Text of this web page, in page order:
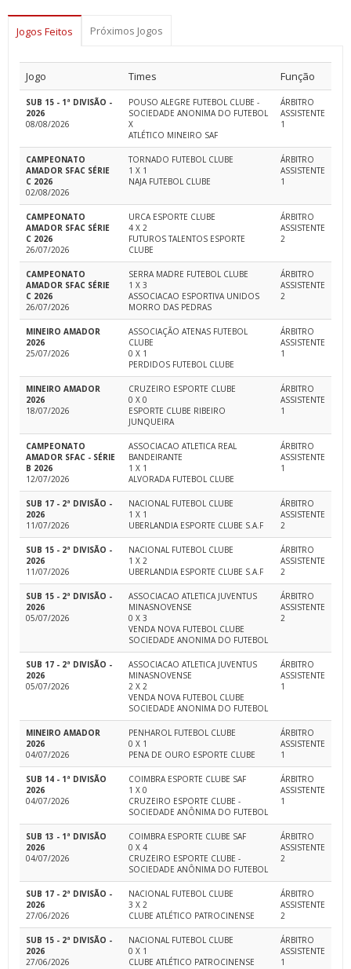
Jogos Feitos Próximos Jogos
Jogo Times Função
SUB 15 - 1ª DIVISÃO -
2026
08/08/2026
POUSO ALEGRE FUTEBOL CLUBE -
SOCIEDADE ANONIMA DO FUTEBOL
X
ATLÉTICO MINEIRO SAF
ÁRBITRO
ASSISTENTE
1
CAMPEONATO
AMADOR SFAC SÉRIE
C 2026
02/08/2026
TORNADO FUTEBOL CLUBE
1 X 1
NAJA FUTEBOL CLUBE
ÁRBITRO
ASSISTENTE
1
CAMPEONATO
AMADOR SFAC SÉRIE
C 2026
26/07/2026
URCA ESPORTE CLUBE
4 X 2
FUTUROS TALENTOS ESPORTE
CLUBE
ÁRBITRO
ASSISTENTE
2
CAMPEONATO
AMADOR SFAC SÉRIE
C 2026
26/07/2026
SERRA MADRE FUTEBOL CLUBE
1 X 3
ASSOCIACAO ESPORTIVA UNIDOS
MORRO DAS PEDRAS
ÁRBITRO
ASSISTENTE
2
MINEIRO AMADOR
2026
25/07/2026
ASSOCIAÇÃO ATENAS FUTEBOL
CLUBE
0 X 1
PERDIDOS FUTEBOL CLUBE
ÁRBITRO
ASSISTENTE
1
MINEIRO AMADOR
2026
18/07/2026
CRUZEIRO ESPORTE CLUBE
0 X 0
ESPORTE CLUBE RIBEIRO
JUNQUEIRA
ÁRBITRO
ASSISTENTE
1
CAMPEONATO
AMADOR SFAC - SÉRIE
B 2026
12/07/2026
ASSOCIACAO ATLETICA REAL
BANDEIRANTE
1 X 1
ALVORADA FUTEBOL CLUBE
ÁRBITRO
ASSISTENTE
1
SUB 17 - 2ª DIVISÃO -
2026
11/07/2026
NACIONAL FUTEBOL CLUBE
1 X 1
UBERLANDIA ESPORTE CLUBE S.A.F
ÁRBITRO
ASSISTENTE
2
SUB 15 - 2ª DIVISÃO -
2026
11/07/2026
NACIONAL FUTEBOL CLUBE
1 X 2
UBERLANDIA ESPORTE CLUBE S.A.F
ÁRBITRO
ASSISTENTE
2
SUB 15 - 2ª DIVISÃO -
2026
05/07/2026
ASSOCIACAO ATLETICA JUVENTUS
MINASNOVENSE
0 X 3
VENDA NOVA FUTEBOL CLUBE
SOCIEDADE ANONIMA DO FUTEBOL
ÁRBITRO
ASSISTENTE
2
SUB 17 - 2ª DIVISÃO -
2026
05/07/2026
ASSOCIACAO ATLETICA JUVENTUS
MINASNOVENSE
2 X 2
VENDA NOVA FUTEBOL CLUBE
SOCIEDADE ANONIMA DO FUTEBOL
ÁRBITRO
ASSISTENTE
1
MINEIRO AMADOR
2026
04/07/2026
PENHAROL FUTEBOL CLUBE
0 X 1
PENA DE OURO ESPORTE CLUBE
ÁRBITRO
ASSISTENTE
1
SUB 14 - 1ª DIVISÃO
2026
04/07/2026
COIMBRA ESPORTE CLUBE SAF
1 X 0
CRUZEIRO ESPORTE CLUBE -
SOCIEDADE ANÔNIMA DO FUTEBOL
ÁRBITRO
ASSISTENTE
1
SUB 13 - 1ª DIVISÃO
2026
04/07/2026
COIMBRA ESPORTE CLUBE SAF
0 X 4
CRUZEIRO ESPORTE CLUBE -
SOCIEDADE ANÔNIMA DO FUTEBOL
ÁRBITRO
ASSISTENTE
2
SUB 17 - 2ª DIVISÃO -
2026
27/06/2026
NACIONAL FUTEBOL CLUBE
3 X 2
CLUBE ATLÉTICO PATROCINENSE
ÁRBITRO
ASSISTENTE
2
SUB 15 - 2ª DIVISÃO -
2026
27/06/2026
NACIONAL FUTEBOL CLUBE
0 X 1
CLUBE ATLÉTICO PATROCINENSE
ÁRBITRO
ASSISTENTE
1